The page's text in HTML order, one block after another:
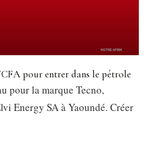
pour entrer dans le pétrole
pour la marque Tecno,
Energy SA à Yaoundé. Créer